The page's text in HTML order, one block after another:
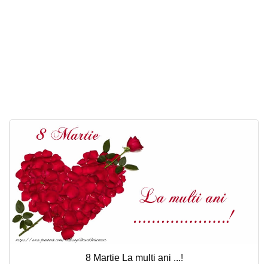
Felicitari animate
Invitatii personalizate
Conecteaza-te
8 Martie La multi ani ...!